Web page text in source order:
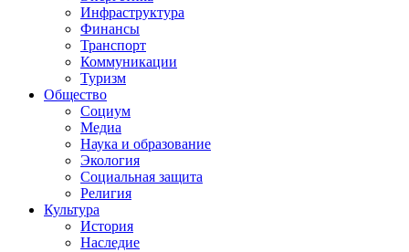
Инфраструктура
Финансы
Транспорт
Коммуникации
Туризм
Общество
Социум
Медиа
Наука и образование
Экология
Социальная защита
Религия
Культура
История
Наследие